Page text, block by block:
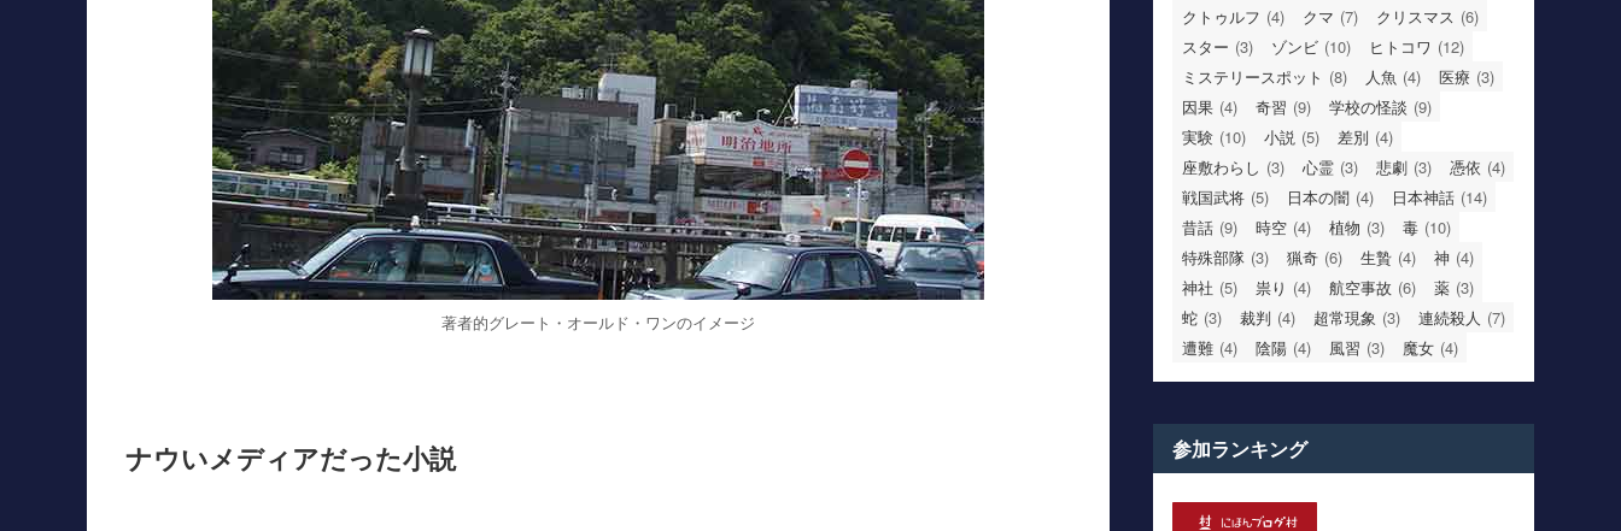
著者的グレート・オールド・ワンのイメージ
ナウいメディアだった小説
クトゥルフ (4) クマ (7) クリスマス (6)
スター (3) ゾンビ (10) ヒトコワ (12)
ミステリースポット (8) 人魚 (4) 医療 (3)
因果 (4) 奇習 (9) 学校の怪談 (9)
実験 (10) 小説 (5) 差別 (4)
座敷わらし (3) 心霊 (3) 悲劇 (3) 憑依 (4)
戦国武将 (5) 日本の闇 (4) 日本神話 (14)
昔話 (9) 時空 (4) 植物 (3) 毒 (10)
特殊部隊 (3) 猟奇 (6) 生贄 (4) 神 (4)
神社 (5) 祟り (4) 航空事故 (6) 薬 (3)
蛇 (3) 裁判 (4) 超常現象 (3) 連続殺人 (7)
遭難 (4) 陰陽 (4) 風習 (3) 魔女 (4)
参加ランキング